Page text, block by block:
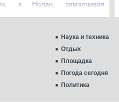
а Нолан, замалчивая
Наука и техника
Отдых
Площадка
Погода сегодня
Политика